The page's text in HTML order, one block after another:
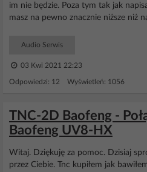
im nie będzie. Poza tym tak jak
masz na pewno znacznie niższe niż
Audio Serwis
03 Kwi 2021 22:23
Odpowiedzi: 12 Wyświetleń: 1056
TNC-2D Baofeng -
Baofeng UV8-HX
Witaj. Dziękuję za pomoc. Dzisiaj
przez Ciebie. Tnc kupiłem jak